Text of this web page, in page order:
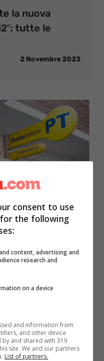
la nuova
tutte le
2 Novembre 2023
prossimi
ai servizi
| Cosa
consent to use
the following
content, advertising and
research and
on a device
and information from
and other device
by and shared with 319
site. We and our partners
List of partners.